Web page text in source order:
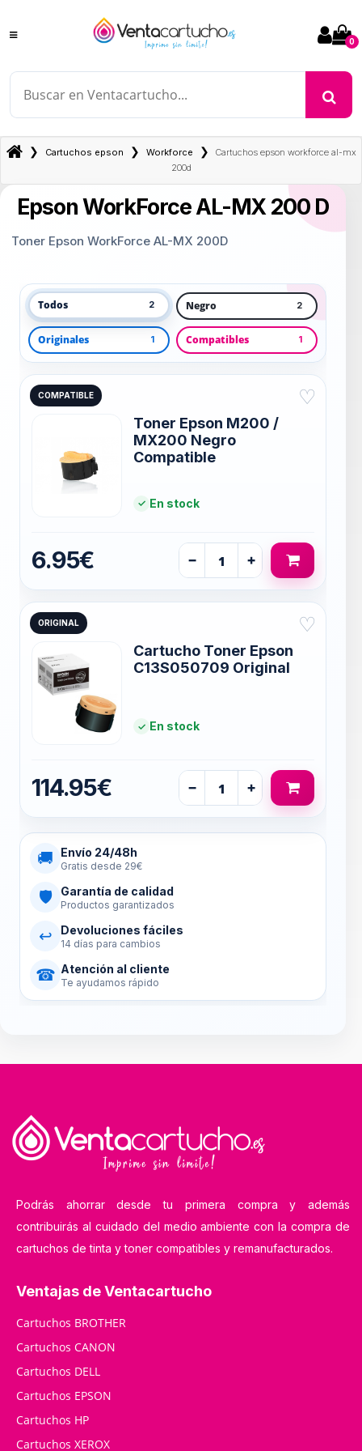
0
❯ Cartuchos epson ❯ Workforce ❯
Cartuchos epson workforce al-mx
200d
Epson WorkForce AL-MX 200 D
Toner Epson WorkForce AL-MX 200D
Todos 2 Negro 2
Originales 1 Compatibles 1
COMPATIBLE ♡
Toner Epson M200 /
MX200 Negro
Compatible
En stock
6.95€ − +
ORIGINAL ♡
Cartucho Toner Epson
C13S050709 Original
En stock
114.95€ − +
🚚 Envío 24/48h
Gratis desde 29€
🛡 Garantía de calidad
Productos garantizados
↩ Devoluciones fáciles
14 días para cambios
☎ Atención al cliente
Te ayudamos rápido
Podrás ahorrar desde tu primera compra y además
contribuirás al cuidado del medio ambiente con la compra de
cartuchos de tinta y toner compatibles y remanufacturados.
Ventajas de Ventacartucho
Cartuchos BROTHER
Cartuchos CANON
Cartuchos DELL
Cartuchos EPSON
Cartuchos HP
Cartuchos XEROX